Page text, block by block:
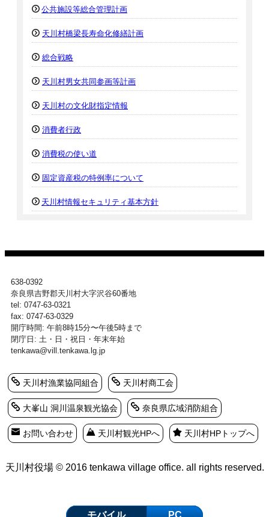
公共施設等総合管理計画
天川村橋梁長寿命化修繕計画
総合戦略
天川村男女共同参画等計画
天川村の文化財指定情報
消費者行政
消費税の使い道
固定資産税の特例率について
天川村情報セキュリティ基本方針
638-0392
奈良県吉野郡天川村大字沢谷60番地
tel: 0747-63-0321
fax: 0747-63-0329
開庁時間: 午前8時15分〜午後5時まで
閉庁日: 土・日・祝日・年末年始
tenkawa@vill.tenkawa.lg.jp
天川村漁業協同組合 天川村商工会
大峯山 洞川温泉観光協会 奈良県広域消防組合
お問い合わせ 天川村観光HPへ 天川村HPトップへ
天川村役場 © 2016 tenkawa village office. all rights reserved.